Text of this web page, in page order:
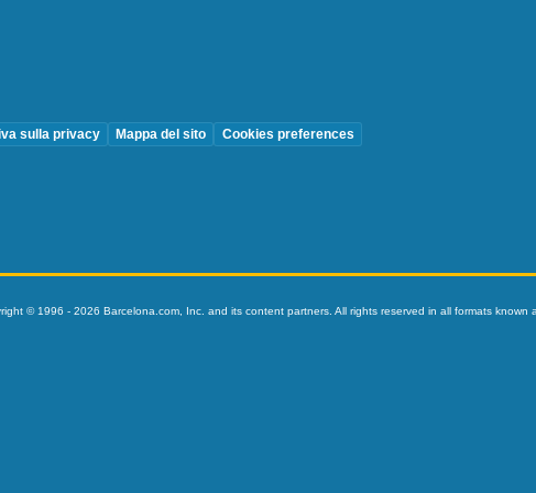
sulla privacy Mappa del sito Cookies preferences
© 1996 - 2026 Barcelona.com, Inc. and its content partners. All rights reserved in all formats known